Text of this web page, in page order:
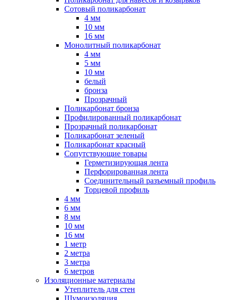
Сотовый поликарбонат
4 мм
10 мм
16 мм
Монолитный поликарбонат
4 мм
5 мм
10 мм
белый
бронза
Прозрачный
Поликарбонат бронза
Профилированный поликарбонат
Прозрачный поликарбонат
Поликарбонат зеленый
Поликарбонат красный
Сопутствующие товары
Герметизирующая лента
Перфорированная лента
Соединительный разъемный профиль
Торцевой профиль
4 мм
6 мм
8 мм
10 мм
16 мм
1 метр
2 метра
3 метра
6 метров
Изоляционные материалы
Утеплитель для стен
Шумоизоляция